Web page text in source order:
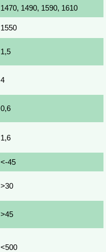
1470, 1490, 1590, 1610
1550
1,5
4
0,6
1,6
<-45
>30
>45
<500